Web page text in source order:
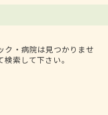
ク・病院は見つかりませ
索して下さい。